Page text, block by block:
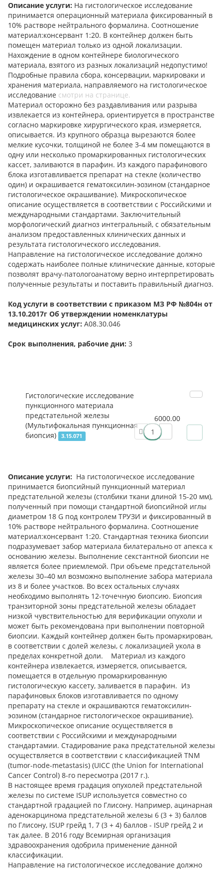
Описание услуги: На гистологическое исследование
принимается операционный материала фиксированный в
10% растворе нейтрального формалина. Соотношение
материал:консервант 1:20. В контейнер должен быть
помещен материал только из одной локализации.
Нахождение в одном контейнере биологического
материала, взятого из разных локализаций недопустимо!
Подробные правила сбора, консервации, маркироваки и
хранения материала, направляемого на гистологическое
исследование смотри на странице.
Материал осторожно без раздавливания или разрыва
извлекается из контейнера, ориентируется в пространстве
согласно маркировке хирургического края, измеряется,
описывается. Из крупного образца вырезаются более
мелкие кусочки, толщиной не более 3-4 мм помещаются в
одну или несколько промаркированных гистологических
кассет, заливаются в парафин. Из каждого парафинового
блока изготавливается препарат на стекле (количество
один) и окрашивается гематоксилин-эозином (стандарное
гистологическое окрашивание). Микроскопическое
описание осуществляется в соответствии с Российскими и
международными стандартами. Заключительный
морфологический диагноз интегральный, с обязательным
анализом предоставленных клинических данных и
результата гистологического исследования.
Направление на гистологическое исследование должно
содержать наиболее полные клинические данные, которые
позволят врачу-патологоанатому верно интерпретировать
полученные результаты и поставить правильный диагноз.
Код услуги в соответствии с приказом МЗ РФ №804н от
13.10.2017г Об утверждении номенклатуры
медицинских услуг: А08.30.046
Срок выполнения, рабочие дни: 3
Гистологические исследование
пункционного материала
предстательной железы
(Мультифокальная пункционная
биопсия)
3.15.071
6000.00
Описание услуги: На гистологическое исследование
принимается биопсийный пункционный материал
предстательной железы (столбики ткани длиной 15-20 мм),
полученный при помощи стандартной биопсийной иглы
диаметром 18 G под контролем ТРУЗИ и фиксированный в
10% растворе нейтрального формалина. Соотношение
материал:консервант 1:20. Стандартная техника биопсии
подразумевает забор материала билатерально от апекса к
основанию железы. Выполнение секстантной биопсии не
является более приемлемой. При объеме предстательной
железы 30–40 мл возможно выполнение забора материала
из 8 и более участков. Во всех остальных случаях
необходимо выполнять 12-точечную биопсию. Биопсия
транзиторной зоны предстательной железы обладает
низкой чувствительностью для верификации опухоли и
может быть рекомендована при выполнении повторной
биопсии. Каждый контейнер должен быть промаркирован,
в соответствии с долей железы, с локализацией укола в
пределах конкретной доли. Материал из каждого
контейнера извлекается, измеряется, описывается,
помещается в отдельную промаркированную
гистологическую кассету, заливается в парафин. Из
парафиновых блоков изготавливается по одному
препарату на стекле и окрашиваются гематоксилин-
эозином (стандарное гистологическое окрашивание).
Микроскопическое описание осуществляется в
соответствии с Российскими и международными
стандартамии. Стадирование рака предстательной железы
осуществляется в соответствии с классификацией TNM
(tumor-node-metastasis) (UICC (the Union for International
Cancer Control) 8-го пересмотра (2017 г.).
В настоящее время градация опухолей предстательной
железы по системе ISUP используется совместно со
стандартной градацией по Глисону. Например, ацинарная
аденокарцинома предстательной железы 6 (3 + 3) баллов
по Глисону, ISUP грейд 1, 7 (3 + 4) баллов - ISUP грейд 2 и
так далее. В 2016 году Всемирная организация
здравоохранения одобрила применение данной
классификации.
Направление на гистологическое исследование должно